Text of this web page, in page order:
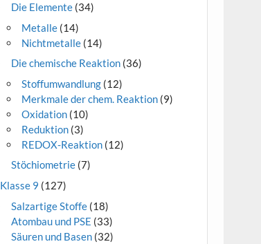
Die Elemente(34)
Metalle(14)
Nichtmetalle(14)
Die chemische Reaktion(36)
Stoffumwandlung(12)
Merkmale der chem. Reaktion(9)
Oxidation(10)
Reduktion(3)
REDOX-Reaktion(12)
Stöchiometrie(7)
Klasse 9 (127)
Salzartige Stoffe(18)
Atombau und PSE (33)
Säuren und Basen(32)